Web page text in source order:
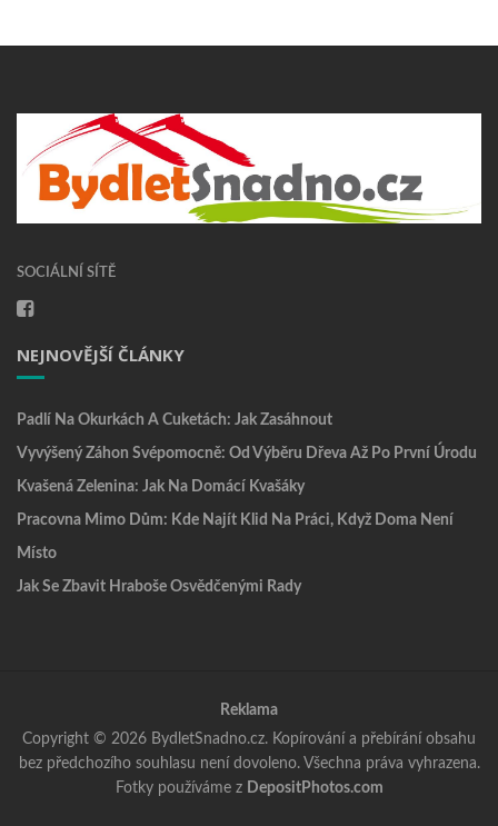
SOCIÁLNÍ SÍTĚ
NEJNOVĚJŠÍ ČLÁNKY
Padlí Na Okurkách A Cuketách: Jak Zasáhnout
Vyvýšený Záhon Svépomocně: Od Výběru Dřeva Až Po První Úrodu
Kvašená Zelenina: Jak Na Domácí Kvašáky
Pracovna Mimo Dům: Kde Najít Klid Na Práci, Když Doma Není
Místo
Jak Se Zbavit Hraboše Osvědčenými Rady
Reklama
Copyright © 2026 BydletSnadno.cz. Kopírování a přebírání obsahu
bez předchozího souhlasu není dovoleno. Všechna práva vyhrazena.
Fotky používáme z DepositPhotos.com